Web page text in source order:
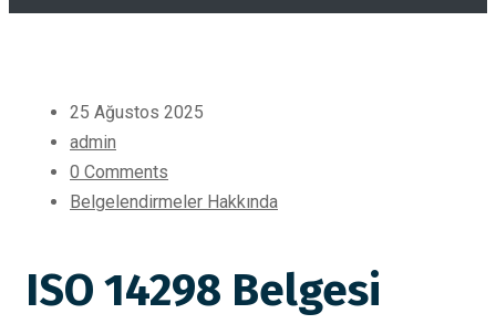
25 Ağustos 2025
admin
0 Comments
Belgelendirmeler Hakkında
ISO 14298 Belgesi